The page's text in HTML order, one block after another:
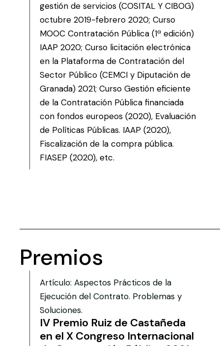
gestión de servicios (COSITAL Y CIBOG)
octubre 2019-febrero 2020; Curso
MOOC Contratación Pública (1ª edición)
IAAP 2020; Curso licitación electrónica
en la Plataforma de Contratación del
Sector Público (CEMCI y Diputación de
Granada) 2021; Curso Gestión eficiente
de la Contratación Pública financiada
con fondos europeos (2020), Evaluación
de Políticas Públicas. IAAP (2020),
Fiscalización de la compra pública.
FIASEP (2020), etc.
Premios
Artículo: Aspectos Prácticos de la
Ejecución del Contrato. Problemas y
Soluciones.
IV Premio Ruiz de Castañeda
en el X Congreso Internacional